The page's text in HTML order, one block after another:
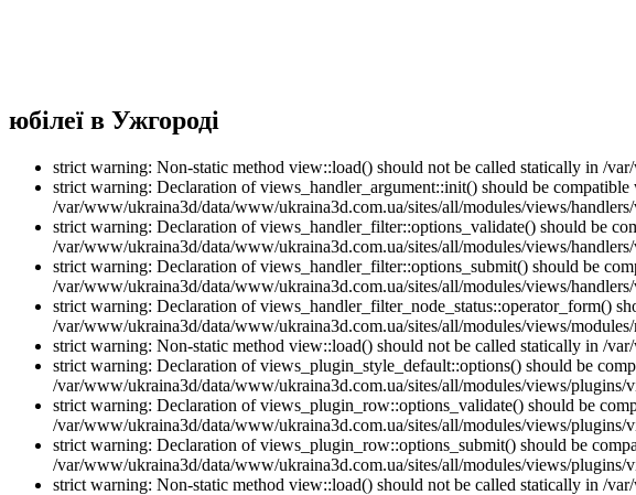
юбілеї в Ужгороді
strict warning: Non-static method view::load() should not be called statically in /
strict warning: Declaration of views_handler_argument::init() should be
/var/www/ukraina3d/data/www/ukraina3d.com.ua/sites/all/modules/views/
strict warning: Declaration of views_handler_filter::options_validate() should be
/var/www/ukraina3d/data/www/ukraina3d.com.ua/sites/all/modules/views/
strict warning: Declaration of views_handler_filter::options_submit() should be
/var/www/ukraina3d/data/www/ukraina3d.com.ua/sites/all/modules/views/
strict warning: Declaration of views_handler_filter_node_status::operator_form()
/var/www/ukraina3d/data/www/ukraina3d.com.ua/sites/all/modules/views/
strict warning: Non-static method view::load() should not be called statically in /
strict warning: Declaration of views_plugin_style_default::options() should be
/var/www/ukraina3d/data/www/ukraina3d.com.ua/sites/all/modules/views/plugins/
strict warning: Declaration of views_plugin_row::options_validate() should be
/var/www/ukraina3d/data/www/ukraina3d.com.ua/sites/all/modules/views/plugins/
strict warning: Declaration of views_plugin_row::options_submit() should be
/var/www/ukraina3d/data/www/ukraina3d.com.ua/sites/all/modules/views/plugins/
strict warning: Non-static method view::load() should not be called statically in /